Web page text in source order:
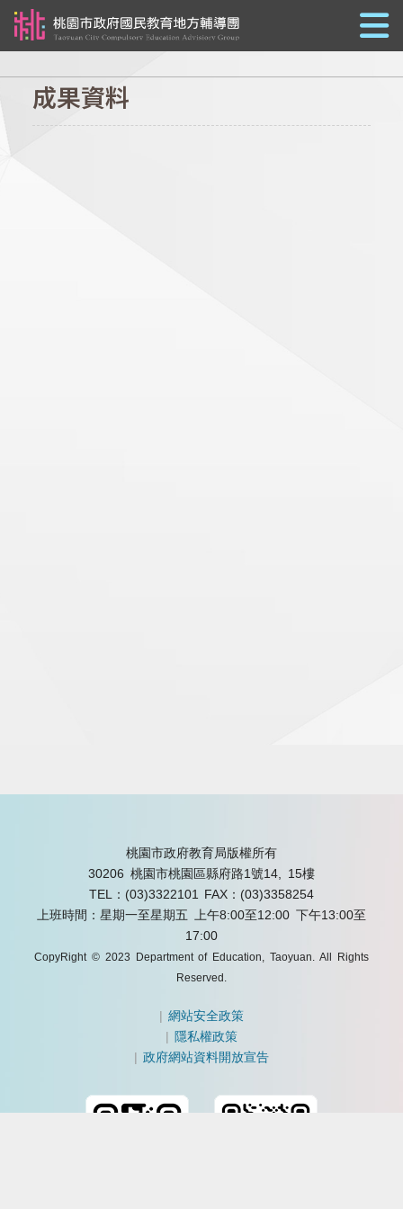
成果資料
桃園市政府教育局版權所有
30206 桃園市桃園區縣府路1號14, 15樓
TEL：(03)3322101
FAX：(03)3358254
上班時間：星期一至星期五 上午8:00至12:00 下午13:00至
17:00
CopyRight © 2023 Department of Education, Taoyuan. All Rights
Reserved.
|網站安全政策
| 隱私權政策
|政府網站資料開放宣告